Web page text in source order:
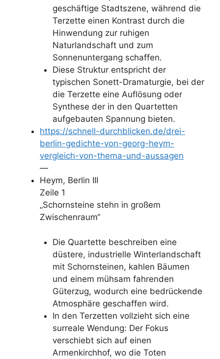
geschäftige Stadtszene, während die
Terzette einen Kontrast durch die
Hinwendung zur ruhigen
Naturlandschaft und zum
Sonnenuntergang schaffen.
Diese Struktur entspricht der
typischen Sonett-Dramaturgie, bei der
die Terzette eine Auflösung oder
Synthese der in den Quartetten
aufgebauten Spannung bieten.
https://schnell-durchblicken.de/drei-
berlin-gedichte-von-georg-heym-
vergleich-von-thema-und-aussagen
—
Heym, Berlin III
Zeile 1
„Schornsteine stehn in großem
Zwischenraum“
Die Quartette beschreiben eine
düstere, industrielle Winterlandschaft
mit Schornsteinen, kahlen Bäumen
und einem mühsam fahrenden
Güterzug, wodurch eine bedrückende
Atmosphäre geschaffen wird.
In den Terzetten vollzieht sich eine
surreale Wendung: Der Fokus
verschiebt sich auf einen
Armenkirchhof, wo die Toten